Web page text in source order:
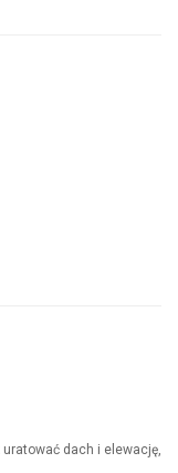
dach i elewację,